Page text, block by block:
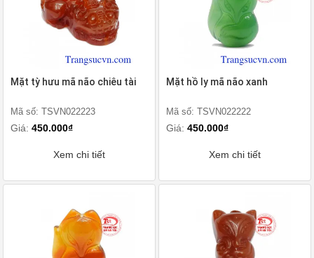
Mặt tỳ hưu mã não chiêu tài
Mã số: TSVN022223
Giá: 450.000₫
Xem chi tiết
Mặt hồ ly mã não xanh
Mã số: TSVN022222
Giá: 450.000₫
Xem chi tiết